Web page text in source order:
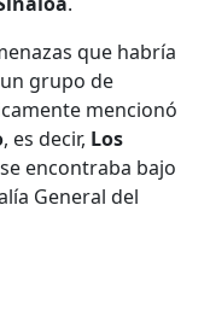
que habría
grupo de
mencionó
, es decir, Los
encontraba bajo
General del